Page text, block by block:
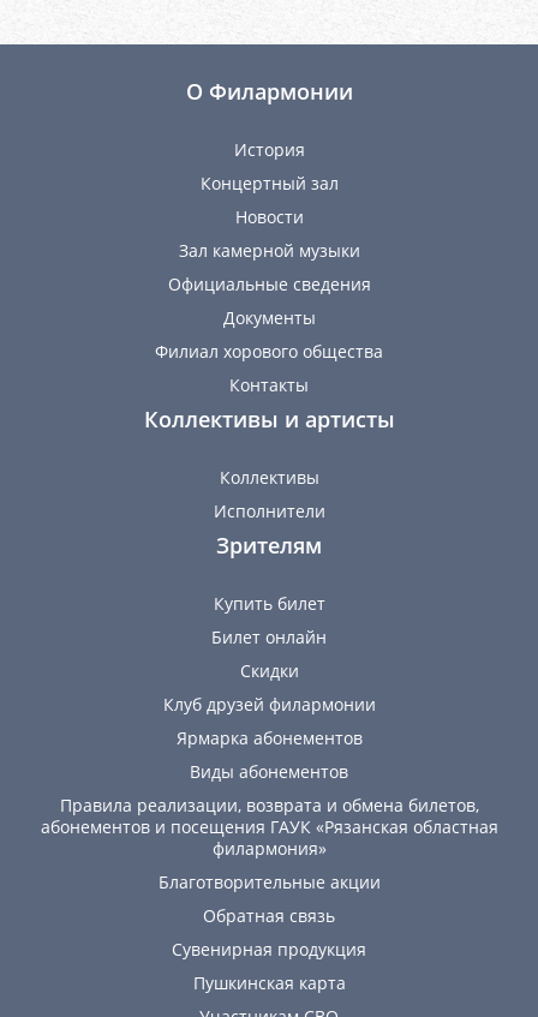
О Филармонии
История
Концертный зал
Новости
Зал камерной музыки
Официальные сведения
Документы
Филиал хорового общества
Контакты
Коллективы и артисты
Коллективы
Исполнители
Зрителям
Купить билет
Билет онлайн
Скидки
Клуб друзей филармонии
Ярмарка абонементов
Виды абонементов
Правила реализации, возврата и обмена билетов,
абонементов и посещения ГАУК «Рязанская областная
филармония»
Благотворительные акции
Обратная связь
Сувенирная продукция
Пушкинская карта